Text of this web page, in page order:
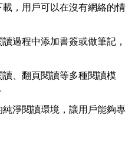
，用戶可以在沒有網絡的情
過程中添加書簽或做筆記，
、翻頁閱讀等多種閱讀模
淨閱讀環境，讓用戶能夠專